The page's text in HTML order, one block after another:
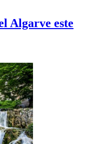
Algarve este